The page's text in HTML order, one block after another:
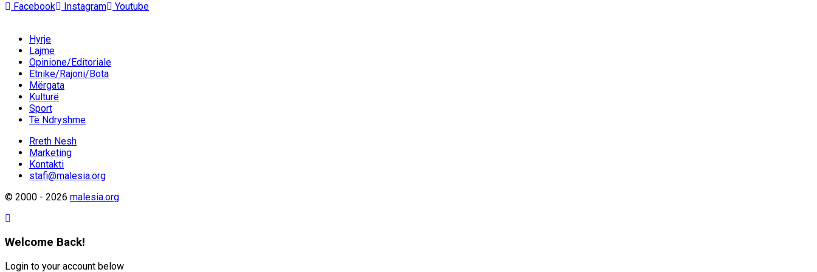
Facebook Instagram Youtube
Hyrje
Lajme
Opinione/Editoriale
Etnike/Rajoni/Bota
Mërgata
Kulturë
Sport
Të Ndryshme
Rreth Nesh
Marketing
Kontakti
stafi@malesia.org
© 2000 - 2026 malesia.org
Welcome Back!
Login to your account below